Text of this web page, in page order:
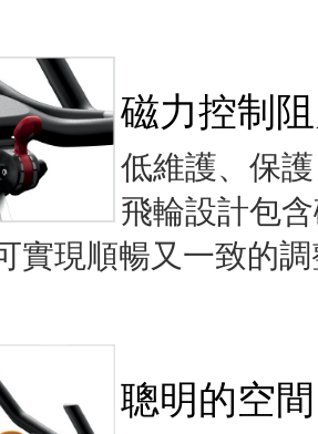
磁力控制
低維護、保
飛輪設計包
實現順暢又一致的
聰明的空間